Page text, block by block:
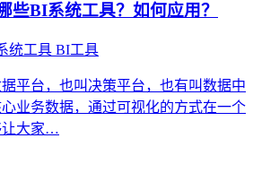
些BI系统工具？如何应用？
统工具 BI工具
平台，也叫决策平台，也有叫数据中
业务数据，通过可视化的方式在一个
让大家…